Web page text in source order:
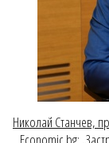
Николай Станчев,
Economic.bg: